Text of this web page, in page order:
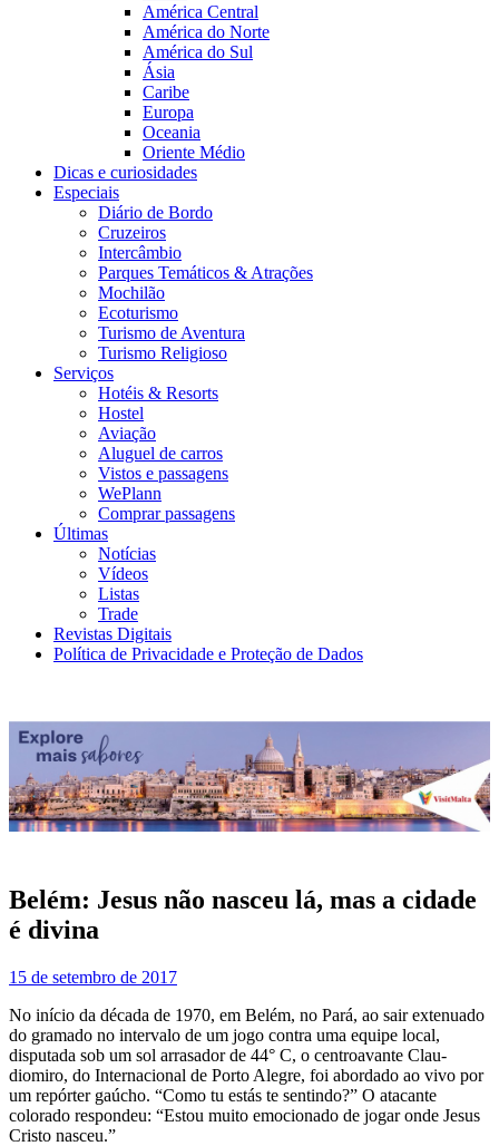
América Central
América do Norte
América do Sul
Ásia
Caribe
Europa
Oceania
Oriente Médio
Dicas e curiosidades
Especiais
Diário de Bordo
Cruzeiros
Intercâmbio
Parques Temáticos & Atrações
Mochilão
Ecoturismo
Turismo de Aventura
Turismo Religioso
Serviços
Hotéis & Resorts
Hostel
Aviação
Aluguel de carros
Vistos e passagens
WePlann
Comprar passagens
Últimas
Notícias
Vídeos
Listas
Trade
Revistas Digitais
Política de Privacidade e Proteção de Dados
Belém: Jesus não nasceu lá, mas a cidade
é divina
15 de setembro de 2017
No início da década de 1970, em Belém, no Pará, ao sair extenuado
do gramado no intervalo de um jogo contra uma equipe local,
disputada sob um sol arrasador de 44° C, o centroavante Clau­
diomiro, do Internacional de Porto Alegre, foi aborda­do ao vivo por
um repórter gaúcho. “Como tu estás te sentindo?” O atacante
colorado respondeu: “Estou muito emocionado de jogar onde Jesus
Cristo nasceu.”